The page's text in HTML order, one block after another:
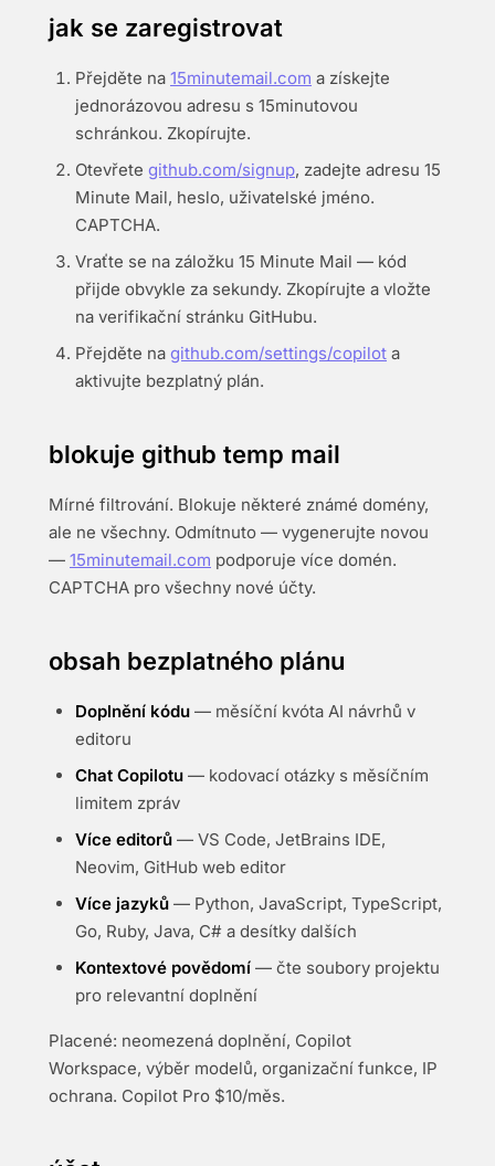
jak se zaregistrovat
Přejděte na 15minutemail.com a získejte
jednorázovou adresu s 15minutovou
schránkou. Zkopírujte.
Otevřete github.com/signup, zadejte adresu 15
Minute Mail, heslo, uživatelské jméno.
CAPTCHA.
Vraťte se na záložku 15 Minute Mail — kód
přijde obvykle za sekundy. Zkopírujte a vložte
na verifikační stránku GitHubu.
Přejděte na github.com/settings/copilot a
aktivujte bezplatný plán.
blokuje github temp mail
Mírné filtrování. Blokuje některé známé domény,
ale ne všechny. Odmítnuto — vygenerujte novou
— 15minutemail.com podporuje více domén.
CAPTCHA pro všechny nové účty.
obsah bezplatného plánu
Doplnění kódu — měsíční kvóta AI návrhů v
editoru
Chat Copilotu — kodovací otázky s měsíčním
limitem zpráv
Více editorů — VS Code, JetBrains IDE,
Neovim, GitHub web editor
Více jazyků — Python, JavaScript, TypeScript,
Go, Ruby, Java, C# a desítky dalších
Kontextové povědomí — čte soubory projektu
pro relevantní doplnění
Placené: neomezená doplnění, Copilot
Workspace, výběr modelů, organizační funkce, IP
ochrana. Copilot Pro $10/měs.